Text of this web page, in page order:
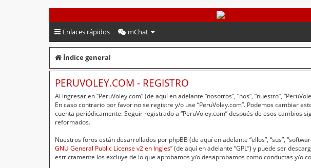
PeruVoley.com
Enlaces rápidos mChat
Índice general
PERUVOLEY.COM - REGISTRO
Al ingresar en “PeruVoley.com” (de aquí en adelante “nosotros”, “nos”, “nuestro”,
En caso contrario por favor no se registre y/o use “PeruVoley.com”. Podemos cambiar
cuenta periódicamente. Seguir registrado a “PeruVoley.com” después de esos
reformados.
Nuestros foros están desarrollados por phpBB (de aquí en adelante “ellos”, “sus”,
GNU General Public License v2 en Ingles” (de aquí en adelante “GPL”) y puede ser
estrictamente los excluye de lo que aprobamos y/o desaprobamos como conductas y/o